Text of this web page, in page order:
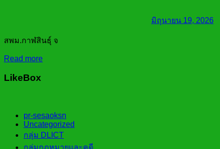
มิถุนายน 19, 2026
สพม.กาฬสินธุ์ จ
Read more
LikeBox
pr-sesaoksn
Uncategorized
กลุ่ม DLICT
กลุ่มกฎหมายและคดี